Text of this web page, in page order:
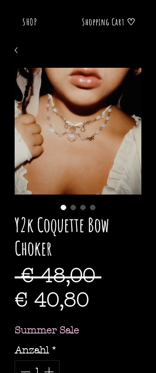
SHOP Shopping Cart ♡
Y2k Coquette Bow
Choker
€ 48,00
€ 40,80Sale-
Summer Sale
Anzahl *